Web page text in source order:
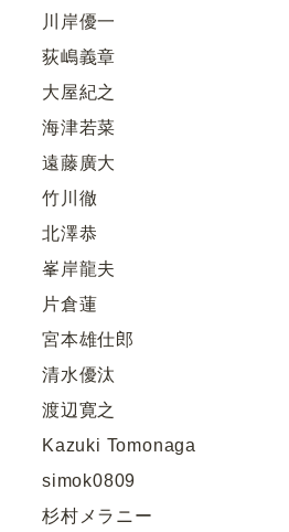
川岸優一
荻嶋義章
大屋紀之
海津若菜
遠藤廣大
竹川徹
北澤恭
峯岸龍夫
片倉蓮
宮本雄仕郎
清水優汰
渡辺寛之
Kazuki Tomonaga
simok0809
杉村メラニー